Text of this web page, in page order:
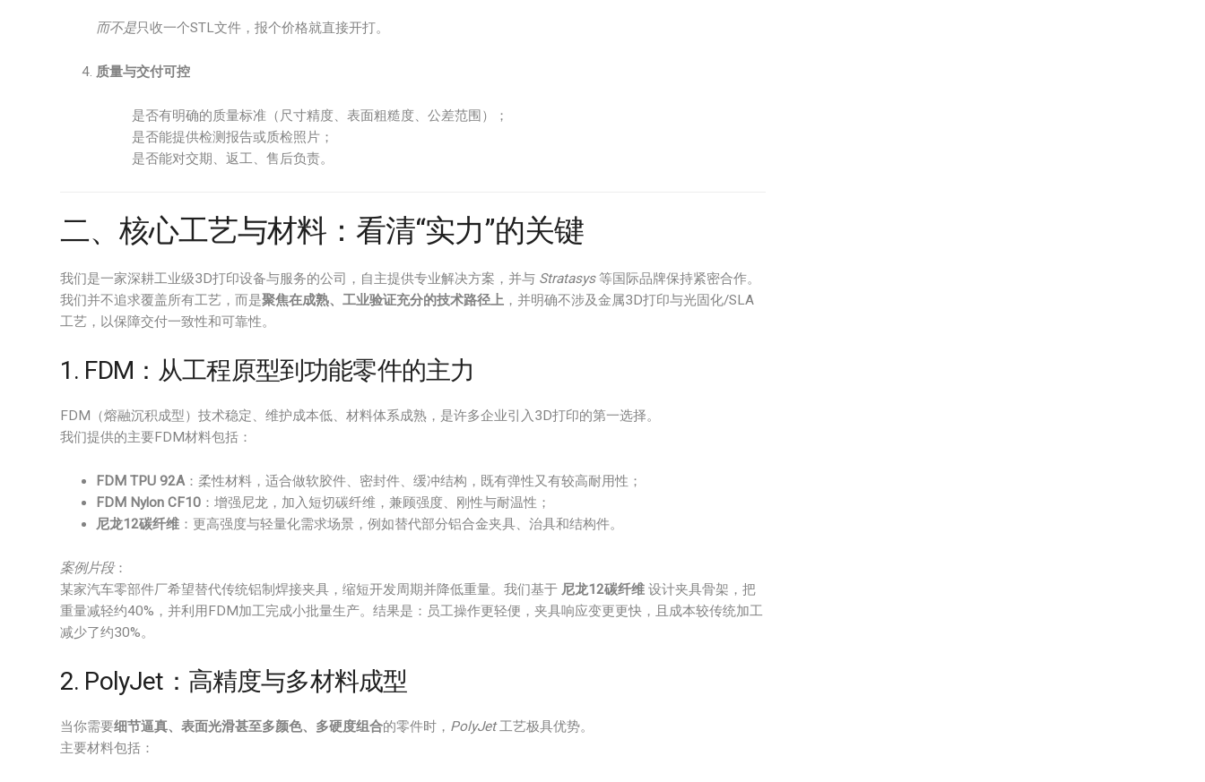
而不是只收一个STL文件，报个价格就直接开打。
质量与交付可控
是否有明确的质量标准（尺寸精度、表面粗糙度、公差范围）；
是否能提供检测报告或质检照片；
是否能对交期、返工、售后负责。
二、核心工艺与材料：看清“实力”的关键
我们是一家深耕工业级3D打印设备与服务的公司，自主提供专业解决方案，并与 Stratasys等国际品牌保持紧密合作。
我们并不追求覆盖所有工艺，而是聚焦在成熟、工业验证充分的技术路径上 ，并明确不涉及金属3D打印与光固化/SLA
工艺，以保障交付一致性和可靠性。
1. FDM：从工程原型到功能零件的主力
FDM（熔融沉积成型）技术稳定、维护成本低、材料体系成熟，是许多企业引入3D打印的第一选择。
我们提供的主要FDM材料包括：
FDM TPU 92A：柔性材料，适合做软胶件、密封件、缓冲结构，既有弹性又有较高耐用性；
FDM Nylon CF10 ：增强尼龙，加入短切碳纤维，兼顾强度、刚性与耐温性；
尼龙12碳纤维 ：更高强度与轻量化需求场景，例如替代部分铝合金夹具、治具和结构件。
案例片段：
某家汽车零部件厂希望替代传统铝制焊接夹具，缩短开发周期并降低重量。我们基于 尼龙12碳纤维 设计夹具骨架，把
重量减轻约40%，并利用FDM加工完成小批量生产。结果是：员工操作更轻便，夹具响应变更更快，且成本较传统加工
减少了约30%。
2. PolyJet：高精度与多材料成型
当你需要细节逼真、表面光滑甚至多颜色、多硬度组合的零件时， PolyJet工艺极具优势。
主要材料包括：